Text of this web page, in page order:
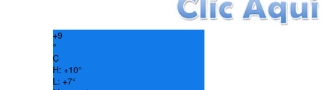
+9
°
C
H: +10°
L: +7°